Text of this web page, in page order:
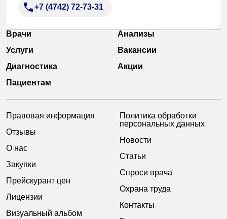
+7 (4742) 72-73-31
Врачи
Анализы
Услуги
Вакансии
Диагностика
Акции
Пациентам
Правовая информация
Отзывы
О нас
Закупки
Прейскурант цен
Лицензии
Визуальный альбом
Политика обработки
персональных данных
Новости
Статьи
Спроси врача
Охрана труда
Контакты